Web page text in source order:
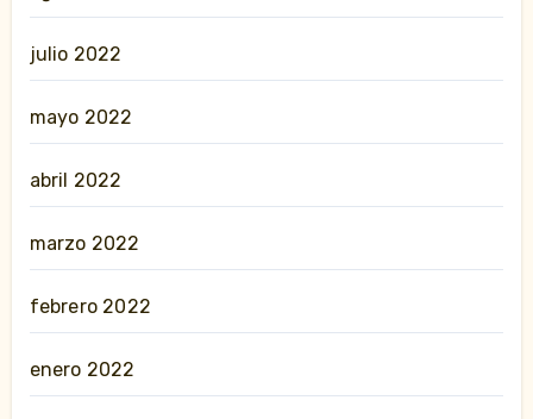
julio 2022
mayo 2022
abril 2022
marzo 2022
febrero 2022
enero 2022